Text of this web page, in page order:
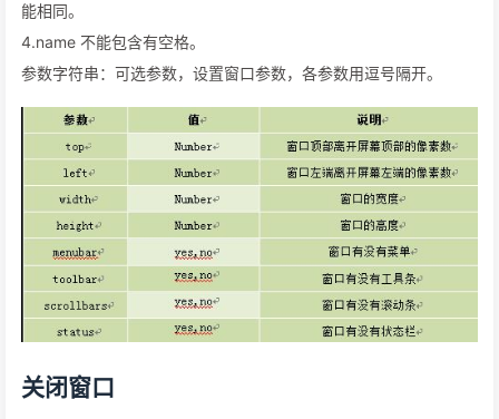
能相同。
4.name 不能包含有空格。
参数字符串：可选参数，设置窗口参数，各参数用逗号隔开。
关闭窗口